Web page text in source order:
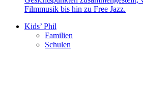
Filmmusik bis hin zu Free Jazz.
Kids’ Phil
Familien
Schulen